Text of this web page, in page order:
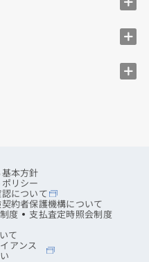
本方針
リシー
について
約者保護機構について
度 支払査定時照会制度
て
アンス